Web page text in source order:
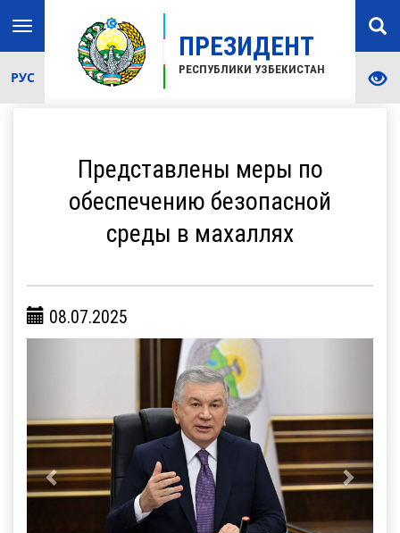
ПРЕЗИДЕНТ
РЕСПУБЛИКИ УЗБЕКИСТАН
Toggle
navigation
РУС
Представлены меры по
обеспечению безопасной
среды в махаллях
08.07.2025